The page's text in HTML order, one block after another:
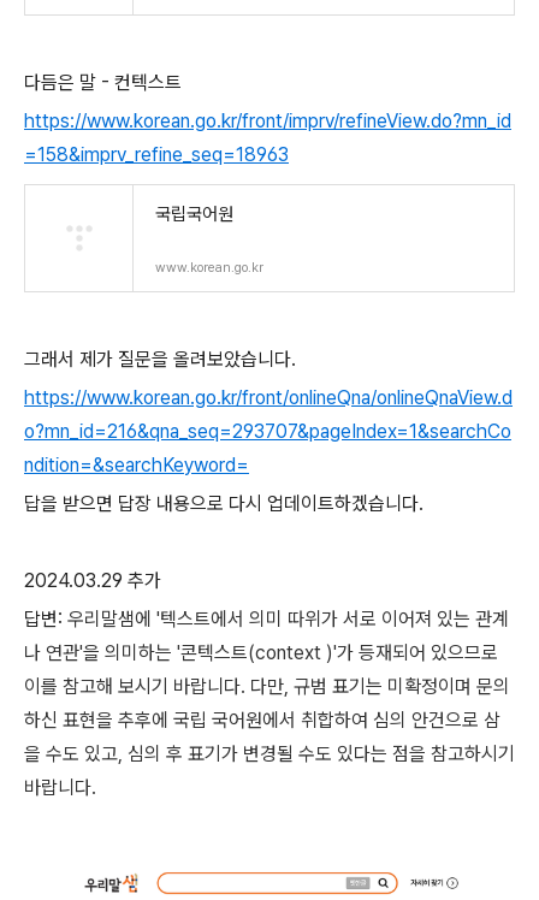
다듬은 말 - 컨텍스트
https://www.korean.go.kr/front/imprv/refineView.do?mn_id
=158&imprv_refine_seq=18963
국립국어원
www.korean.go.kr
그래서 제가 질문을 올려보았습니다.
https://www.korean.go.kr/front/onlineQna/onlineQnaView.d
o?mn_id=216&qna_seq=293707&pageIndex=1&searchCo
ndition=&searchKeyword=
답을 받으면 답장 내용으로 다시 업데이트하겠습니다.
2024.03.29 추가
답변: 우리말샘에 '텍스트에서 의미 따위가 서로 이어져 있는 관계
나 연관'을 의미하는 '콘텍스트(context )'가 등재되어 있으므로
이를 참고해 보시기 바랍니다. 다만, 규범 표기는 미확정이며 문의
하신 표현을 추후에 국립 국어원에서 취합하여 심의 안건으로 삼
을 수도 있고, 심의 후 표기가 변경될 수도 있다는 점을 참고하시기
바랍니다.